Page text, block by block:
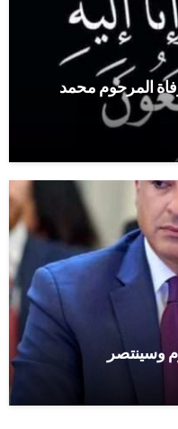
المرحوم محمد
وسينتصر